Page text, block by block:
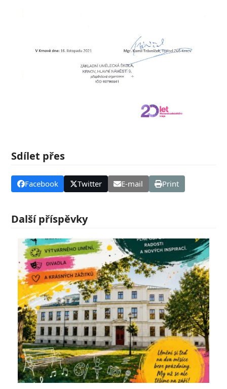
Sdílet přes
Facebook Twitter E-mail Print
Další příspěvky